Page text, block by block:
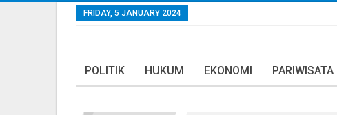
FRIDAY, 5 JANUARY 2024
POLITIK HUKUM EKONOMI PARIWISATA